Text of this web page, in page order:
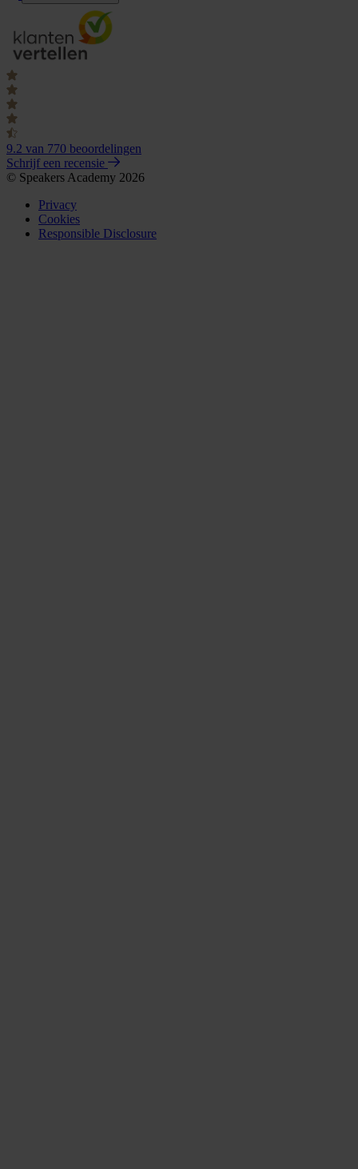
9.2 van 770 beoordelingen
Schrijf een recensie
© Speakers Academy 2026
Privacy
Cookies
Responsible Disclosure